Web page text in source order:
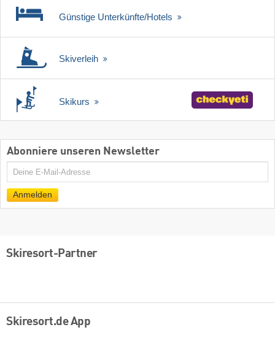
Günstige Unterkünfte/Hotels
Skiverleih
Skikurs
Abonniere unseren Newsletter
E-
Mail
Anmelden
Skiresort-Partner
Skiresort.de App